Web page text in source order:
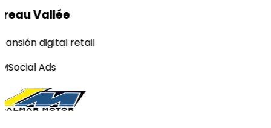
Vallée
digital retail
Social Ads